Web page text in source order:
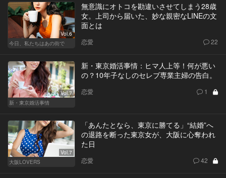
Vol.6
今日、私たちはあの街で
無意識にオトコを勘違いさせてしまう28歳
女。上司から届いた、妙な親密なLINEの文
面とは
恋愛 22
Vol.7
新・東京婚活事情
新・東京婚活事情：ヒマ人上等！何が悪い
の？10年子なしのセレブ専業主婦の告白。
恋愛 1
Vol.7
大阪LOVERS
「あんたとなら、東京に勝てる」“結婚”へ
の退路を断った東京女が、大阪に心奪われ
た日
恋愛 42